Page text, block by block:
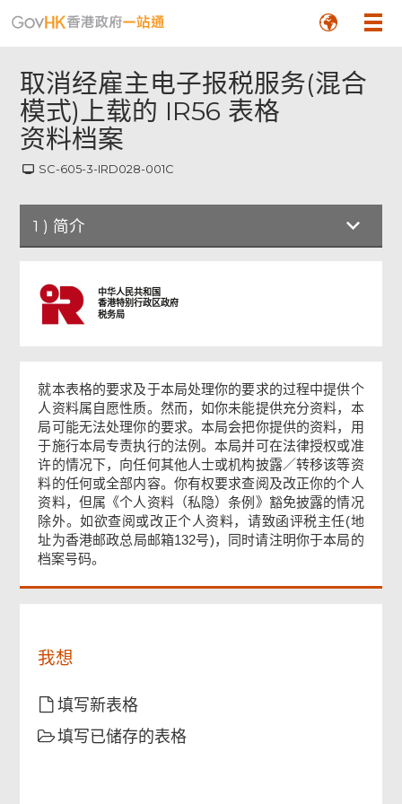
取消经雇主电子报税服务(混合
模式)上载的 IR56 表格
资料档案
SC-605-3-IRD028-001C
1 ) 简介
申请人签署
确认通知书
中华人民共和国
香港特别行政区政府
税务局
就本表格的要求及于本局处理你的要求的过程中提供个
人资料属自愿性质。然而，如你未能提供充分资料，本
局可能无法处理你的要求。本局会把你提供的资料，用
于施行本局专责执行的法例。本局并可在法律授权或准
许的情况下，向任何其他人士或机构披露／转移该等资
料的任何或全部内容。你有权要求查阅及改正你的个人
资料，但属《个人资料（私隐）条例》豁免披露的情况
除外。如欲查阅或改正个人资料，请致函评税主任(地
址为香港邮政总局邮箱132号)，同时请注明你于本局的
档案号码。
我想
填写新表格
填写已储存的表格